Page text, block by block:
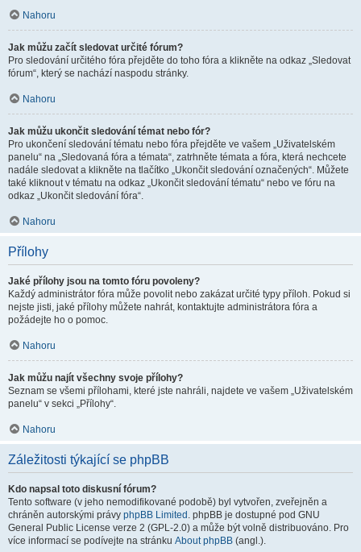
Nahoru
Jak můžu začít sledovat určité fórum?
Pro sledování určitého fóra přejděte do toho fóra a klikněte na odkaz „Sledovat
fórum“, který se nachází naspodu stránky.
Nahoru
Jak můžu ukončit sledování témat nebo fór?
Pro ukončení sledování tématu nebo fóra přejděte ve vašem „Uživatelském
panelu“ na „Sledovaná fóra a témata“, zatrhněte témata a fóra, která nechcete
nadále sledovat a klikněte na tlačítko „Ukončit sledování označených“. Můžete
také kliknout v tématu na odkaz „Ukončit sledování tématu“ nebo ve fóru na
odkaz „Ukončit sledování fóra“.
Nahoru
Přílohy
Jaké přílohy jsou na tomto fóru povoleny?
Každý administrátor fóra může povolit nebo zakázat určité typy příloh. Pokud si
nejste jisti, jaké přílohy můžete nahrát, kontaktujte administrátora fóra a
požádejte ho o pomoc.
Nahoru
Jak můžu najít všechny svoje přílohy?
Seznam se všemi přílohami, které jste nahráli, najdete ve vašem „Uživatelském
panelu“ v sekci „Přílohy“.
Nahoru
Záležitosti týkající se phpBB
Kdo napsal toto diskusní fórum?
Tento software (v jeho nemodifikované podobě) byl vytvořen, zveřejněn a
chráněn autorskými právy phpBB Limited . phpBB je dostupné pod GNU
General Public License verze 2 (GPL-2.0) a může být volně distribuováno. Pro
více informací se podívejte na stránku About phpBB (angl.).